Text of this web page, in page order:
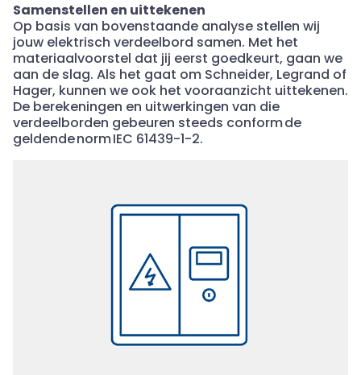
Samenstellen en uittekenen
Op basis van bovenstaande analyse stellen wij
jouw elektrisch verdeelbord samen. Met het
materiaalvoorstel dat jij eerst goedkeurt, gaan we
aan de slag. Als het gaat om Schneider, Legrand of
Hager, kunnen we ook het vooraanzicht uittekenen.
De berekeningen en uitwerkingen van die
verdeelborden gebeuren steeds conform de
geldende norm IEC 61439-1-2.